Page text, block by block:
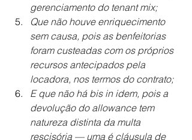
gerenciamento do tenant mix;
Que não houve enriquecimento
sem causa, pois as benfeitorias
foram custeadas com os próprios
recursos antecipados pela
locadora, nos termos do contrato;
E que não há bis in idem, pois a
devolução do allowance tem
natureza distinta da multa
rescisória — uma é cláusula de